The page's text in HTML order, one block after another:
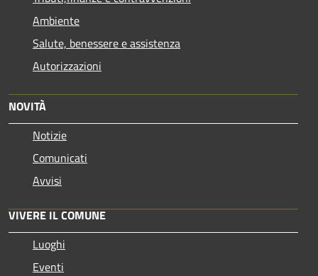
Ambiente
Salute, benessere e assistenza
Autorizzazioni
NOVITÀ
Notizie
Comunicati
Avvisi
VIVERE IL COMUNE
Luoghi
Eventi